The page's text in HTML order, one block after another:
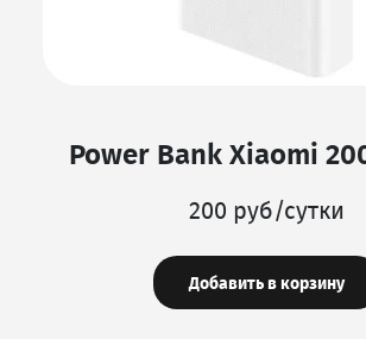
Power Bank Xiaomi
200 руб/сутки
Добавить в корзину